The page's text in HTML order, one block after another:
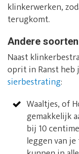
klinkerwerken,
terugkomt.
Andere
Naast
oprit in Ranst heb
sierbestrating:
Waaltjes, of
gemakkelijk
bij 10
leggen van